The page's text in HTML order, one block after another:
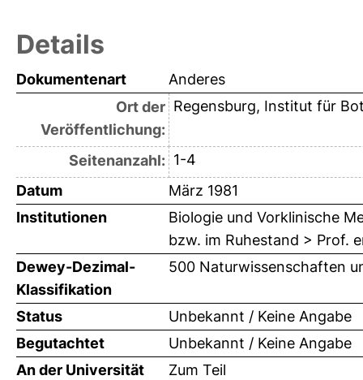
Details
Dokumentenart
Anderes
Ort der
Veröffentlichung:
Regensburg, Institut für
Seitenanzahl: 1-4
Datum
März 1981
Institutionen
Biologie und Vorklinische
bzw. im Ruhestand > Prof.
Dewey-Dezimal-
Klassifikation
500 Naturwissenschaften
Status
Unbekannt / Keine Angabe
Begutachtet
Unbekannt / Keine Angabe
An der Universität
Zum Teil